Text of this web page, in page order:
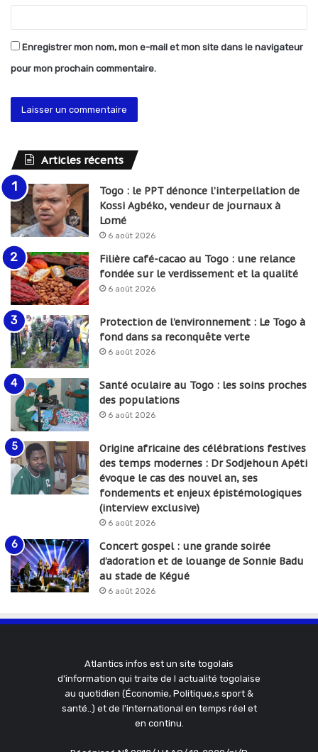
Enregistrer mon nom, mon e-mail et mon site dans le navigateur
pour mon prochain commentaire.
Articles récents
Togo : le PPT dénonce l’interpellation de
Kossi Agbéko, vendeur de journaux à
Lomé
6 août 2026
Filière café-cacao au Togo : une relance
fondée sur le verdissement et la qualité
6 août 2026
Protection de l’environnement : Le Togo à
fond dans sa reconquête verte
6 août 2026
Santé oculaire au Togo : les soins proches
des populations
6 août 2026
Origine africaine des célébrations festives
des temps modernes : Dr Sodjehoun Apéti
évoque le cas des nouvel an, ses
fondements et enjeux épistémologiques
(interview exclusive)
6 août 2026
Concert gospel : une grande soirée
d’adoration et de louange de Sonnie Badu
au stade de Kégué
6 août 2026
Atlantics infos est un site togolais
d'information qui traite de l actualité togolaise
au quotidien (Économie, Politique,s sport &
santé..) et de l'international en temps réel et
en continu.